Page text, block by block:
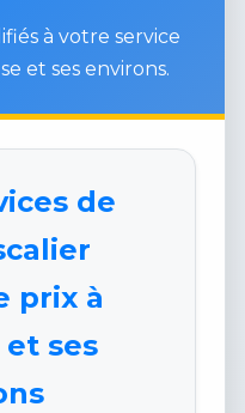
à votre service
et ses environs.
de
prix à
ses